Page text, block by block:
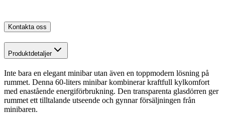
Kontakta oss
Produktdetaljer
Inte bara en elegant minibar utan även en toppmodern lösning på
rummet. Denna 60-liters minibar kombinerar kraftfull kylkomfort
med enastående energiförbrukning. Den transparenta glasdörren ger
rummet ett tilltalande utseende och gynnar försäljningen från
minibaren.